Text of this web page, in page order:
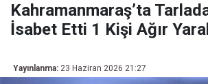
Kahramanmaraş’ta Tarlada
İsabet Etti 1 Kişi Ağır
Yayınlanma: 23 Haziran 2026 21:27